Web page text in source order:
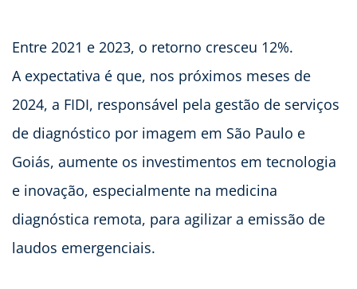
Entre 2021 e 2023, o retorno cresceu 12%.
A expectativa é que, nos próximos meses de
2024, a FIDI, responsável pela gestão de serviços
de diagnóstico por imagem em São Paulo e
Goiás, aumente os investimentos em tecnologia
e inovação, especialmente na medicina
diagnóstica remota, para agilizar a emissão de
laudos emergenciais.